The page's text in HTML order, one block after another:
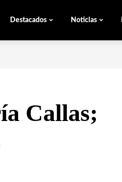
Destacados Noticias
Callas;